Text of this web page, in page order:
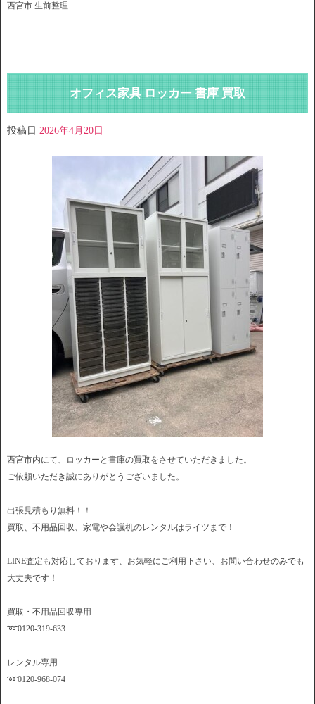
西宮市 生前整理
─────────────
オフィス家具 ロッカー 書庫 買取
投稿日 2026年4月20日
西宮市内にて、ロッカーと書庫の買取をさせていただきました。
ご依頼いただき誠にありがとうございました。
出張見積もり無料！！
買取、不用品回収、家電や会議机のレンタルはライツまで！
LINE査定も対応しております、お気軽にご利用下さい、お問い合わせのみでも
大丈夫です！
買取・不用品回収専用
➿0120-319-633
レンタル専用
➿0120-968-074